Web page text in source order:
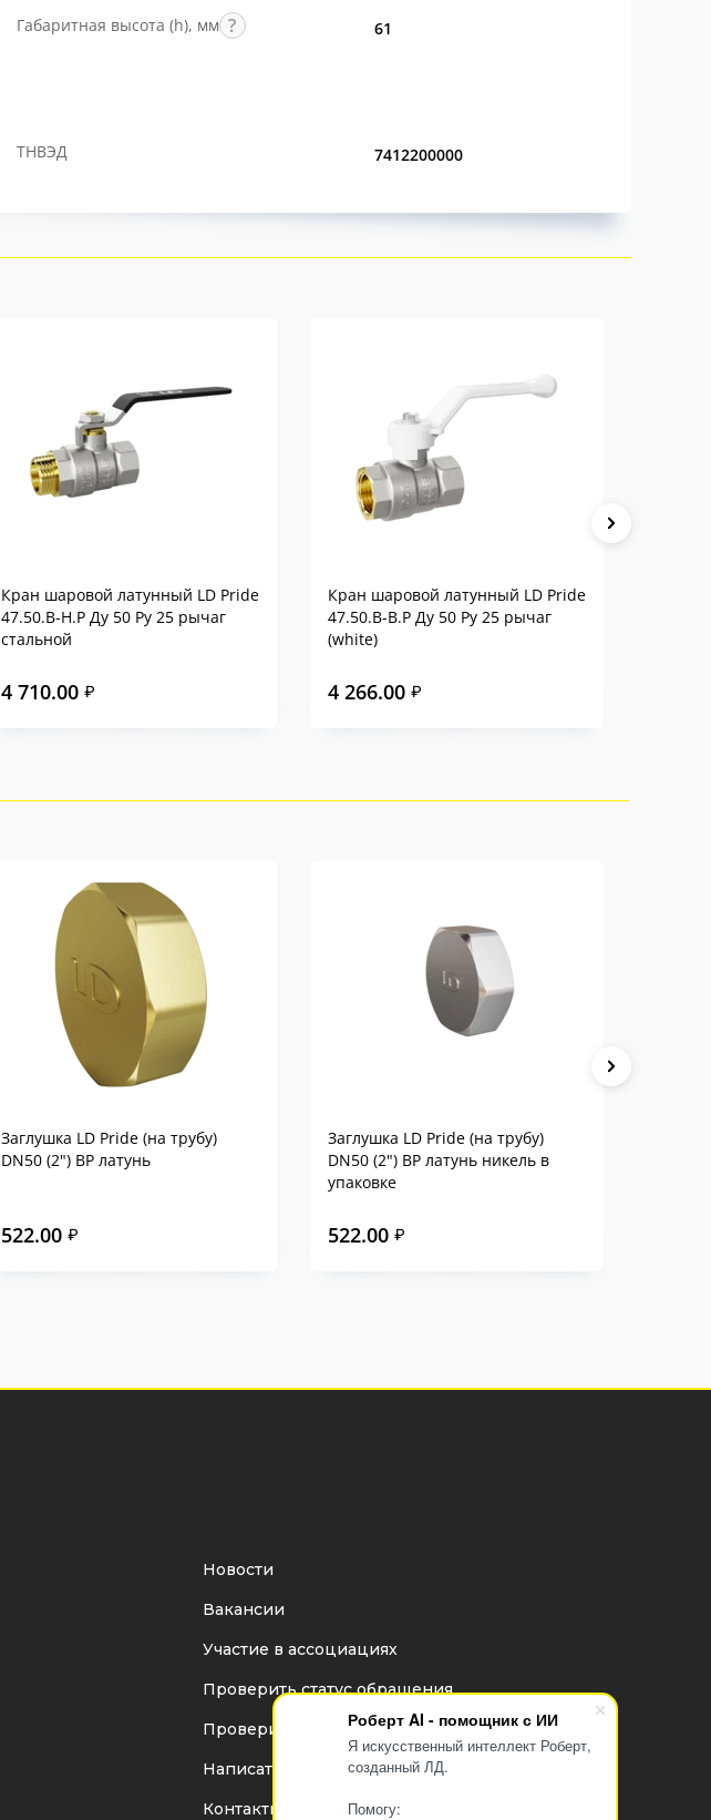
Роберт AI - помощник с ИИ
Я искусственный интеллект Роберт,
созданный ЛД.
Помогу:
Габаритная высота (h), мм 61
ТНВЭД 7412200000
Кран шаровой латунный LD Pride
47.50.В-Н.Р Ду 50 Ру 25 рычаг
стальной
4 710.00 ₽
Кран шаровой латунный LD Pride
47.50.В-В.Р Ду 50 Ру 25 рычаг
(white)
4 266.00 ₽
Заглушка LD Pride (на трубу)
DN50 (2") ВР латунь
522.00 ₽
Заглушка LD Pride (на трубу)
DN50 (2") ВР латунь никель в
упаковке
522.00 ₽
Новости
Вакансии
Участие в ассоциациях
Проверить статус обращения
Проверить статус дилера
Написать директору
Контакты